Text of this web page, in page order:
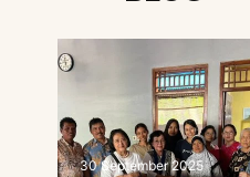
30 September 2025